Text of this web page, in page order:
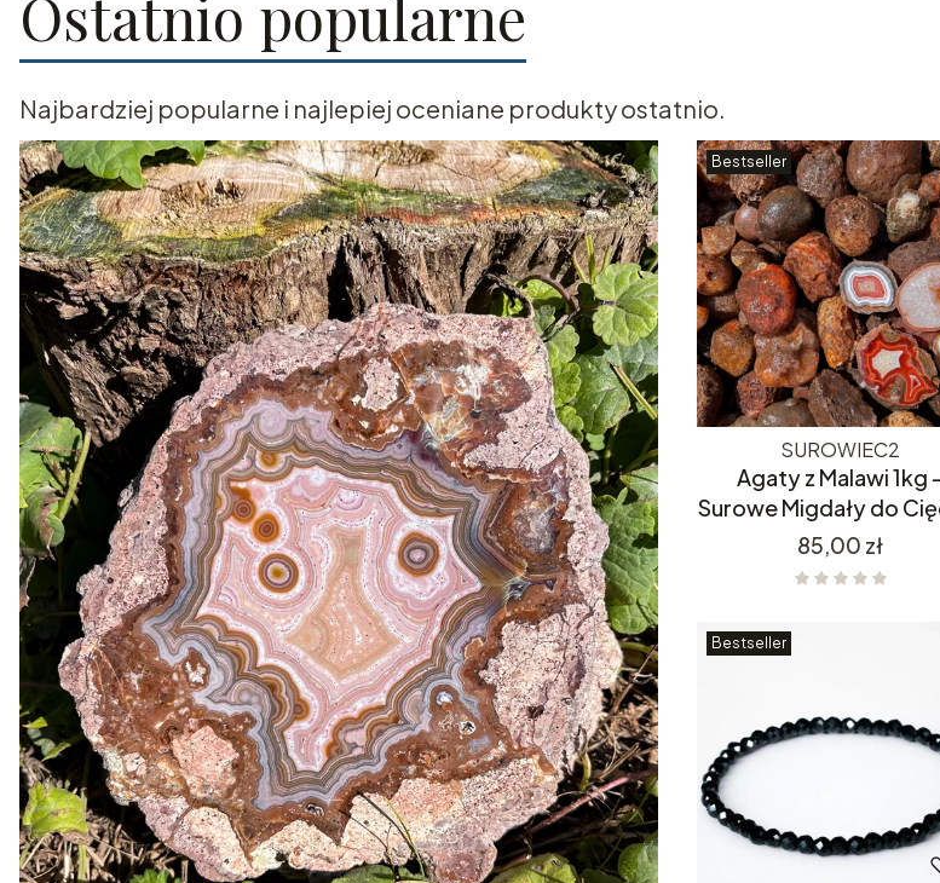
Ostatnio popularne
Najbardziej popularne i najlepiej oceniane produkty ostatnio.
Bestseller
SUROWIEC2
Agaty z Malawi 1kg
Surowe Migdały do
Kolorowe i
Cena
85,00 zł
Bestseller